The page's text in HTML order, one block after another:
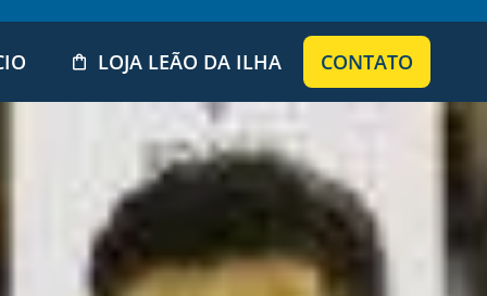
LOJA LEÃO DA ILHA CONTATO